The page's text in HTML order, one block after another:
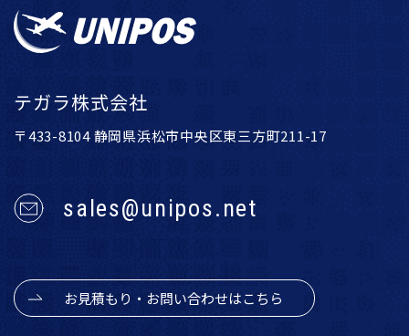
テガラ株式会社
〒433-8104 静岡県浜松市中央区東三方町211-17
sales@unipos.net
お見積もり・お問い合わせはこちら